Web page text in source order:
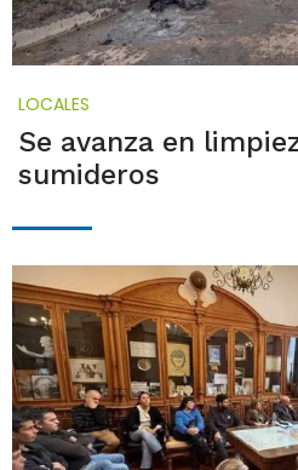
LOCALES
Se avanza en
sumideros